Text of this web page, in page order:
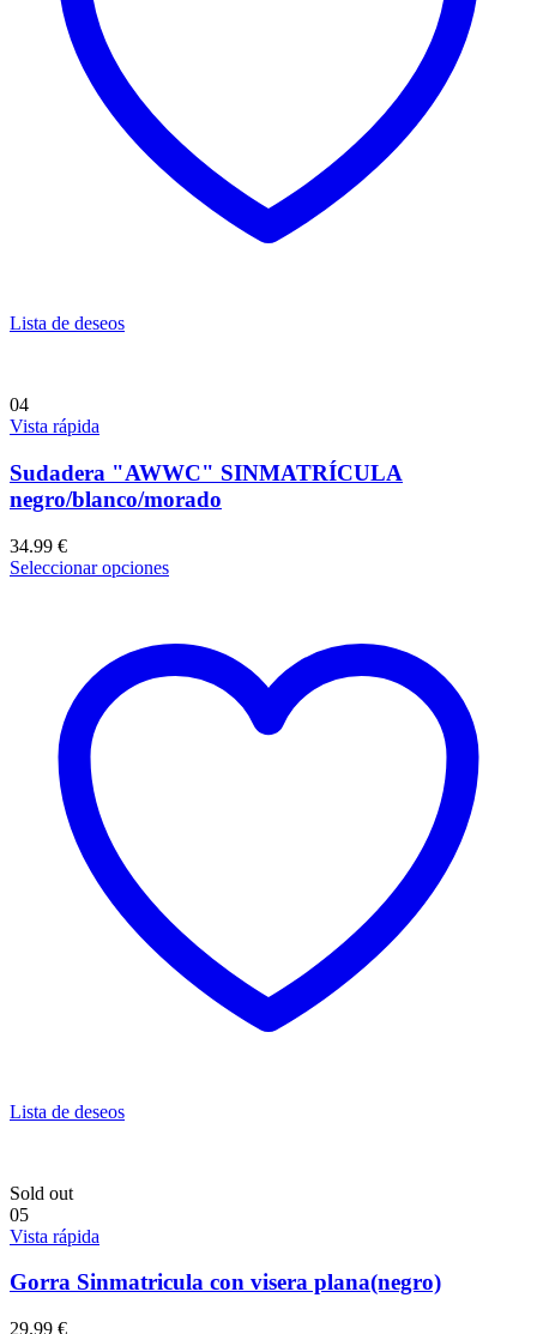
Lista de deseos
04
Vista rápida
Sudadera "AWWC" SINMATRÍCULA
negro/blanco/morado
34.99 €
Seleccionar opciones
Lista de deseos
Sold out
05
Vista rápida
Gorra Sinmatricula con visera plana(negro)
29.99 €